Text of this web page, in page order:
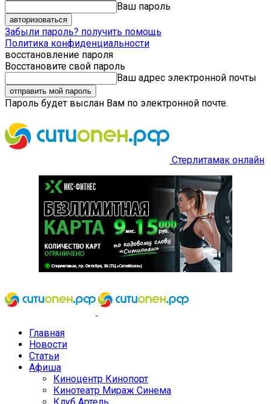
Ваш пароль
Забыли пароль? получить помощь
Политика конфиденциальности
восстановление пароля
Восстановите свой пароль
Ваш адрес электронной почты
Пароль будет выслан Вам по электронной почте.
Стерлитамак онлайн
Главная
Новости
Статьи
Афиша
Киноцентр Кинопорт
Кинотеатр Мираж Синема